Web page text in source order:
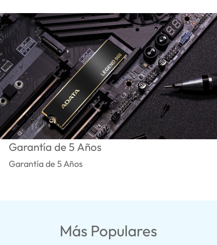
Garantía de 5 Años
Garantía de 5 Años
Más Populares